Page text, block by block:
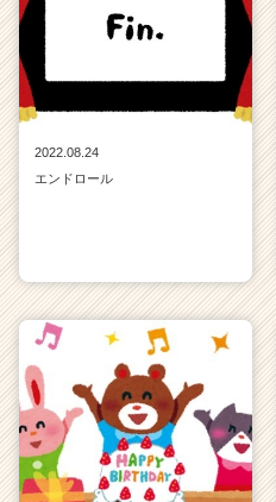
2022.08.24
エンドロール